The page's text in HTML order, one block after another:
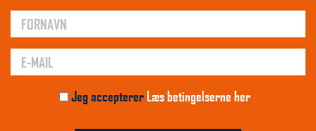
Jeg acceptererLæs betingelserne her